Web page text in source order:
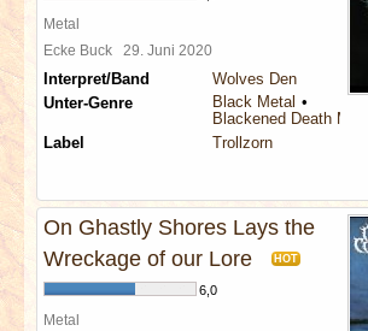
Metal
Ecke Buck 29. Juni 2020
Interpret/Band
Wolves Den
Unter-Genre
Black Metal
Blackened Death Metal
Label
Trollzorn
On Ghastly Shores Lays the
Wreckage of our Lore
HOT
6,0
Metal